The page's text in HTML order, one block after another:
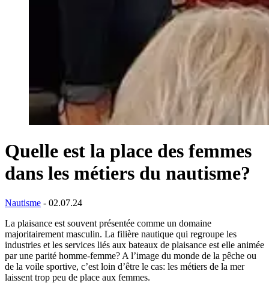
Quelle est la place des femmes
dans les métiers du nautisme?
Nautisme - 02.07.24
La plaisance est souvent présentée comme un domaine
majoritairement masculin. La filière nautique qui regroupe les
industries et les services liés aux bateaux de plaisance est elle animée
par une parité homme-femme? A l’image du monde de la pêche ou
de la voile sportive, c’est loin d’être le cas: les métiers de la mer
laissent trop peu de place aux femmes.